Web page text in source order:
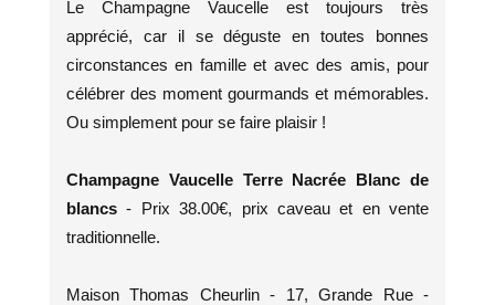
Le Champagne Vaucelle est toujours très
apprécié, car il se déguste en toutes bonnes
circonstances en famille et avec des amis, pour
célébrer des moment gourmands et mémorables.
Ou simplement pour se faire plaisir !
Champagne Vaucelle Terre Nacrée Blanc de
blancs- Prix 38.00€, prix caveau et en vente
traditionnelle.
Maison Thomas Cheurlin - 17, Grande Rue -